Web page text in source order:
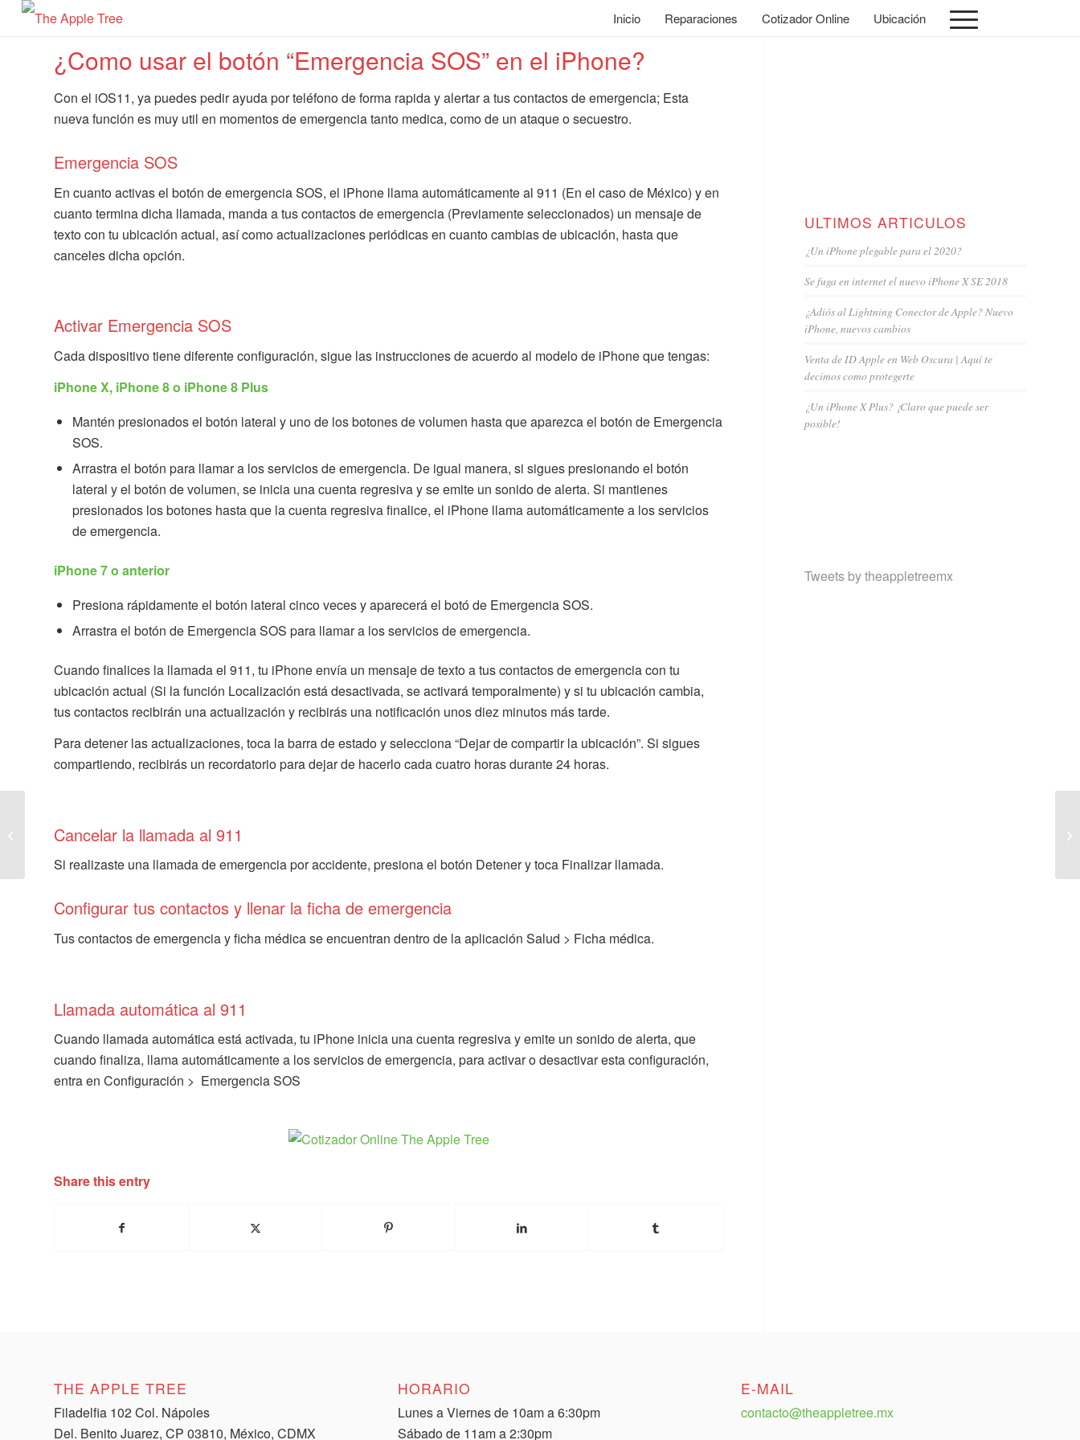
Inicio Reparaciones Cotizador Online Ubicación
¿Como usar el botón “Emergencia SOS” en el iPhone?
Con el iOS11, ya puedes pedir ayuda por teléfono de forma rapida y alertar a tus contactos de emergencia; Esta
nueva función es muy util en momentos de emergencia tanto medica, como de un ataque o secuestro.
Emergencia SOS
En cuanto activas el botón de emergencia SOS, el iPhone llama automáticamente al 911 (En el caso de México) y en
cuanto termina dicha llamada, manda a tus contactos de emergencia (Previamente seleccionados) un mensaje de
texto con tu ubicación actual, así como actualizaciones periódicas en cuanto cambias de ubicación, hasta que
canceles dicha opción.
Activar Emergencia SOS
Cada dispositivo tiene diferente configuración, sigue las instrucciones de acuerdo al modelo de iPhone que tengas:
iPhone X, iPhone 8 o iPhone 8 Plus
Mantén presionados el botón lateral y uno de los botones de volumen hasta que aparezca el botón de Emergencia
SOS.
Arrastra el botón para llamar a los servicios de emergencia. De igual manera, si sigues presionando el botón
lateral y el botón de volumen, se inicia una cuenta regresiva y se emite un sonido de alerta. Si mantienes
presionados los botones hasta que la cuenta regresiva finalice, el iPhone llama automáticamente a los servicios
de emergencia.
iPhone 7 o anterior
Presiona rápidamente el botón lateral cinco veces y aparecerá el botó de Emergencia SOS.
Arrastra el botón de Emergencia SOS para llamar a los servicios de emergencia.
Cuando finalices la llamada el 911, tu iPhone envía un mensaje de texto a tus contactos de emergencia con tu
ubicación actual (Si la función Localización está desactivada, se activará temporalmente) y si tu ubicación cambia,
tus contactos recibirán una actualización y recibirás una notificación unos diez minutos más tarde.
Para detener las actualizaciones, toca la barra de estado y selecciona “Dejar de compartir la ubicación”. Si sigues
compartiendo, recibirás un recordatorio para dejar de hacerlo cada cuatro horas durante 24 horas.
Cancelar la llamada al 911
Si realizaste una llamada de emergencia por accidente, presiona el botón Detener y toca Finalizar llamada.
Configurar tus contactos y llenar la ficha de emergencia
Tus contactos de emergencia y ficha médica se encuentran dentro de la aplicación Salud > Ficha médica.
Llamada automática al 911
Cuando llamada automática está activada, tu iPhone inicia una cuenta regresiva y emite un sonido de alerta, que
cuando finaliza, llama automáticamente a los servicios de emergencia, para activar o desactivar esta configuración,
entra en Configuración > Emergencia SOS
Share this entry
ULTIMOS ARTICULOS
¿Un iPhone plegable para el 2020?
Se fuga en internet el nuevo iPhone X SE 2018
¿Adiós al Lightning Conector de Apple? Nuevo
iPhone, nuevos cambios
Venta de ID Apple en Web Oscura | Aquí te
decimos como protegerte
¿Un iPhone X Plus? ¡Claro que puede ser
posible!
Tweets by theappletreemx
THE APPLE TREE
Filadelfia 102 Col. Nápoles
Del. Benito Juarez, CP 03810, México, CDMX
HORARIO
Lunes a Viernes de 10am a 6:30pm
Sábado de 11am a 2:30pm
E-MAIL
contacto@theappletree.mx
monitor de corazón
EKG para el Apple
Watch